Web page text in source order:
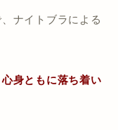
ナイトブラによる
心身ともに落ち着い